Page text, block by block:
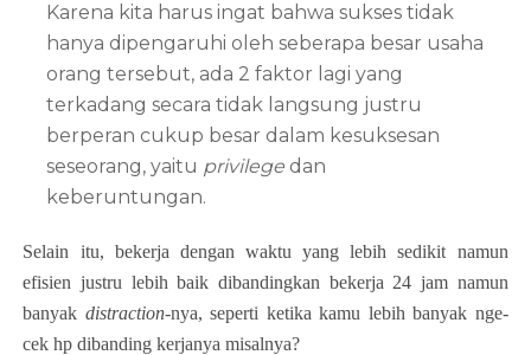
Karena kita harus ingat bahwa sukses tidak
hanya dipengaruhi oleh seberapa besar usaha
orang tersebut, ada 2 faktor lagi yang
terkadang secara tidak langsung justru
berperan cukup besar dalam kesuksesan
seseorang, yaitu privilege dan
keberuntungan.
Selain itu, bekerja dengan waktu yang lebih sedikit namun
efisien justru lebih baik dibandingkan bekerja 24 jam namun
banyak distraction-nya, seperti ketika kamu lebih banyak nge-
cek hp dibanding kerjanya misalnya?